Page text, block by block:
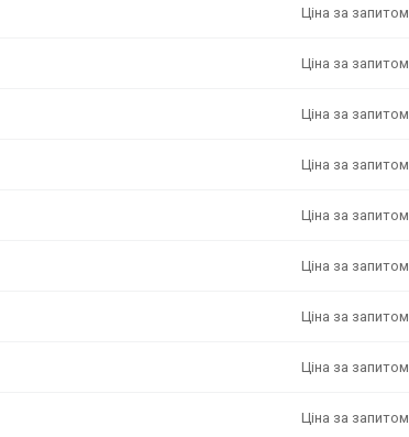
Ціна за запитом
Ціна за запитом
Ціна за запитом
Ціна за запитом
Ціна за запитом
Ціна за запитом
Ціна за запитом
Ціна за запитом
Ціна за запитом